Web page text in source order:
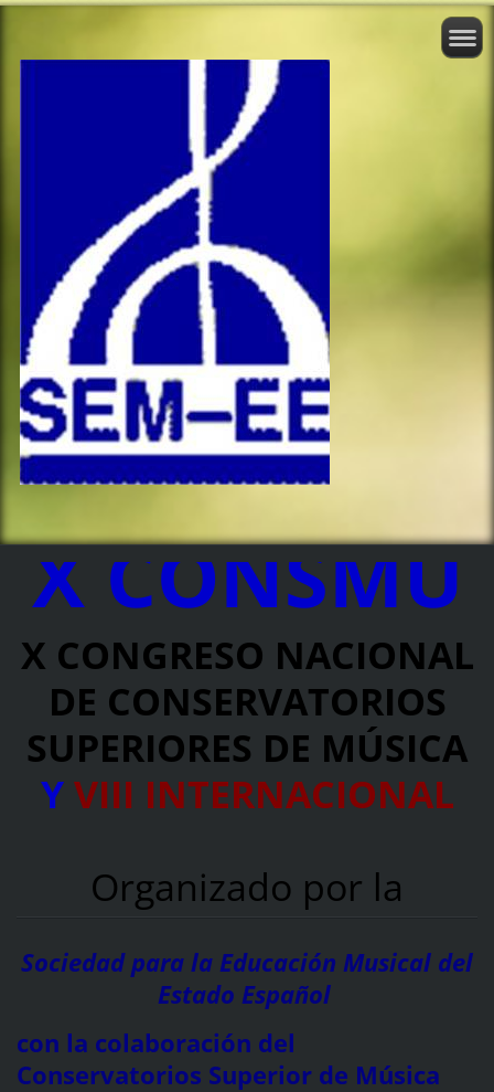
XCONSMU
X CONGRESO NACIONAL
DE CONSERVATORIOS
SUPERIORES DE MÚSICA
YVIII INTERNACIONAL
Organizado por la
Sociedad para la Educación Musical del
Estado Español
con la colaboración del
Conservatorios Superior de Música